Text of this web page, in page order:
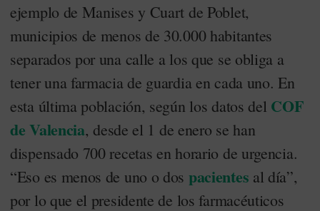
ejemplo de Manises y Cuart de Poblet,
municipios de menos de 30.000 habitantes
separados por una calle a los que se obliga a
tener una farmacia de guardia en cada uno. En
esta última población, según los datos del COF
de Valencia, desde el 1 de enero se han
dispensado 700 recetas en horario de urgencia.
“Eso es menos de uno o dos pacientes al día”,
por lo que el presidente de los farmacéuticos